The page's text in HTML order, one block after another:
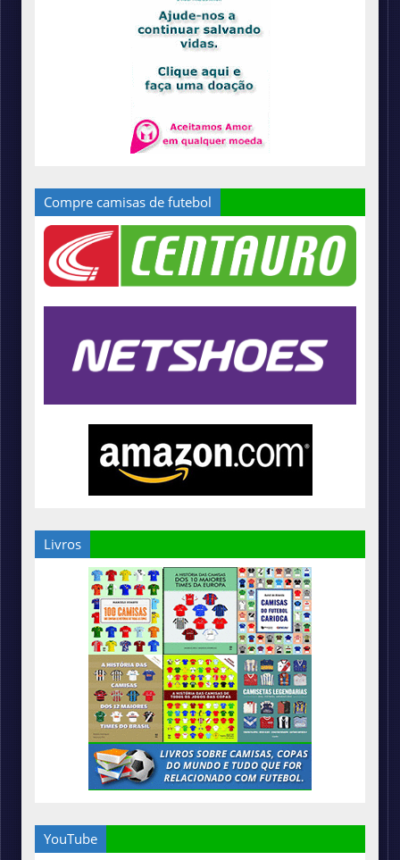
Compre camisas de futebol
Livros
YouTube